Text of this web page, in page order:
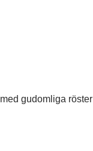
gudomliga röster